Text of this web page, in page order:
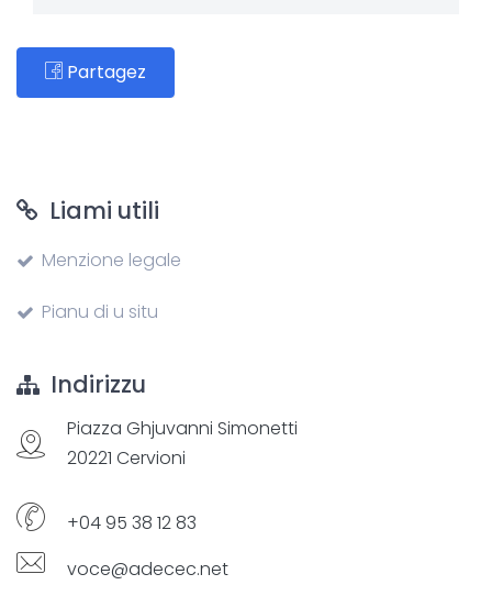
Partagez
Liami utili
Menzione legale
Pianu di u situ
Indirizzu
Piazza Ghjuvanni Simonetti
20221 Cervioni
+04 95 38 12 83
voce@adecec.net